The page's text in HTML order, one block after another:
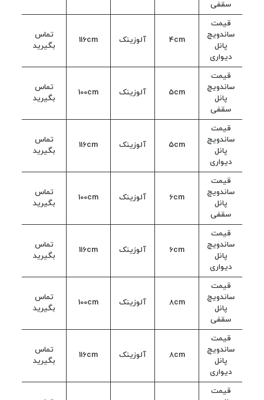
سقفی
قیمت
ساندویچ
پانل
دیواری
4cm آلوزینک 116cm
تماس
بگیرید
قیمت
ساندویچ
پانل
سقفی
5cm آلوزینک 100cm
تماس
بگیرید
قیمت
ساندویچ
پانل
دیواری
5cm آلوزینک 116cm
تماس
بگیرید
قیمت
ساندویچ
پانل
سقفی
6cm آلوزینک 100cm
تماس
بگیرید
قیمت
ساندویچ
پانل
دیواری
6cm آلوزینک 116cm
تماس
بگیرید
قیمت
ساندویچ
پانل
سقفی
8cm آلوزینک 100cm
تماس
بگیرید
قیمت
ساندویچ
پانل
دیواری
8cm آلوزینک 116cm
تماس
بگیرید
قیمت